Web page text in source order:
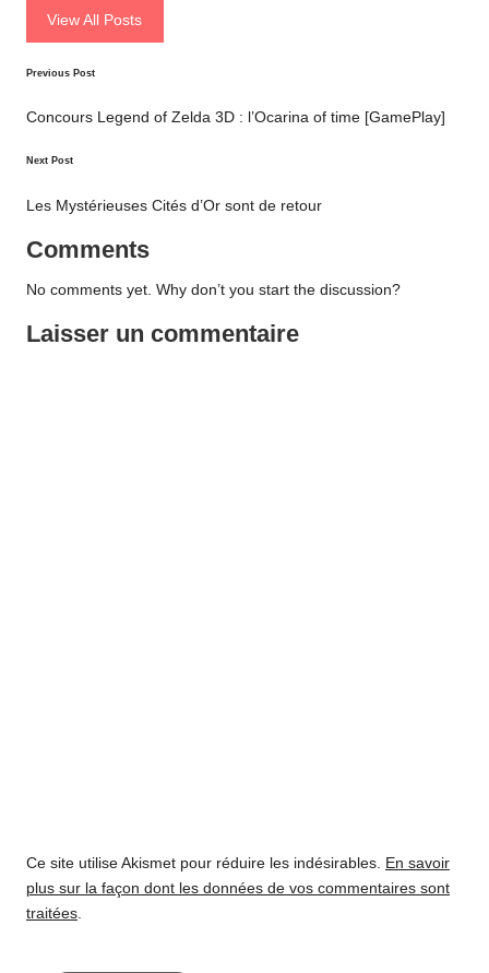
View All Posts
Post
navigation
Previous Post
Concours Legend of Zelda 3D : l’Ocarina of time [GamePlay]
Next Post
Les Mystérieuses Cités d’Or sont de retour
Comments
No comments yet. Why don’t you start the discussion?
Laisser un commentaire
Ce site utilise Akismet pour réduire les indésirables.
En savoir
plus sur la façon dont les données de vos commentaires sont
traitées